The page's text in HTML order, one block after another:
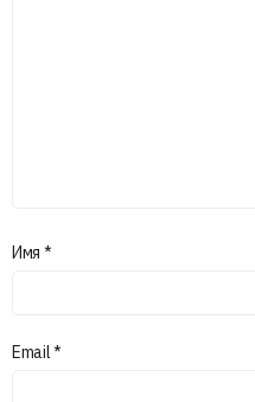
Имя *
Email*